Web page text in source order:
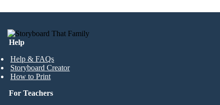
Help
Help & FAQs
Storyboard Creator
How to Print
For Teachers